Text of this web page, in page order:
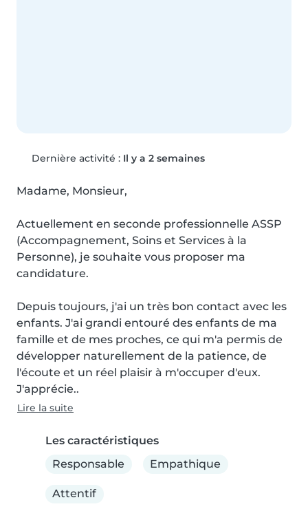
Dernière activité : Il y a 2 semaines
Madame, Monsieur,
Actuellement en seconde professionnelle ASSP
(Accompagnement, Soins et Services à la
Personne), je souhaite vous proposer ma
candidature.
Depuis toujours, j'ai un très bon contact avec les
enfants. J'ai grandi entouré des enfants de ma
famille et de mes proches, ce qui m'a permis de
développer naturellement de la patience, de
l'écoute et un réel plaisir à m'occuper d'eux.
J'apprécie..
Lire la suite
Les caractéristiques
Responsable
Empathique
Attentif